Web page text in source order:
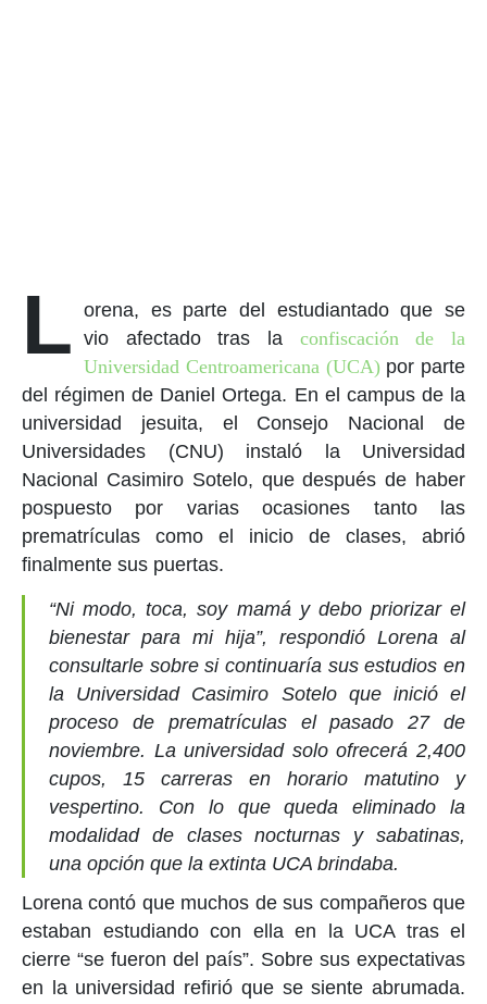
L orena, es parte del estudiantado que se
vio afectado tras la confiscación de la
Universidad Centroamericana (UCA) por parte
del régimen de Daniel Ortega. En el campus de la
universidad jesuita, el Consejo Nacional de
Universidades (CNU) instaló la Universidad
Nacional Casimiro Sotelo, que después de haber
pospuesto por varias ocasiones tanto las
prematrículas como el inicio de clases, abrió
finalmente sus puertas.
“Ni modo, toca, soy mamá y debo priorizar el
bienestar para mi hija”, respondió Lorena al
consultarle sobre si continuaría sus estudios en
la Universidad Casimiro Sotelo que inició el
proceso de prematrículas el pasado 27 de
noviembre. La universidad solo ofrecerá 2,400
cupos, 15 carreras en horario matutino y
vespertino. Con lo que queda eliminado la
modalidad de clases nocturnas y sabatinas,
una opción que la extinta UCA brindaba.
Lorena contó que muchos de sus compañeros que
estaban estudiando con ella en la UCA tras el
cierre “se fueron del país”. Sobre sus expectativas
en la universidad refirió que se siente abrumada.